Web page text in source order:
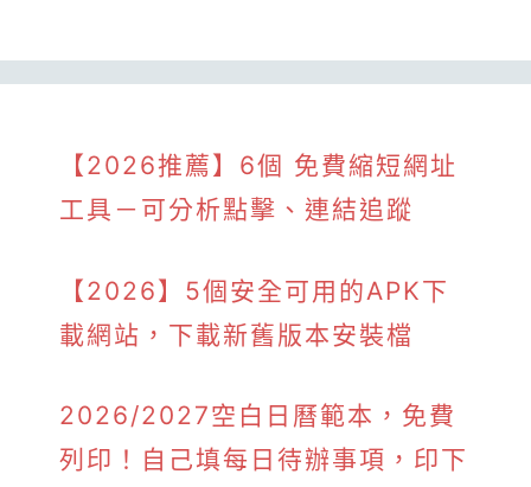
【2026推薦】6個 免費縮短網址
工具－可分析點擊、連結追蹤
【2026】5個安全可用的APK下
載網站，下載新舊版本安裝檔
2026/2027空白日曆範本，免費
列印！自己填每日待辦事項，印下